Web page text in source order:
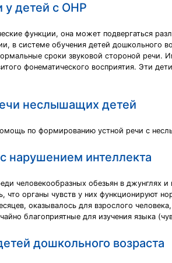
у детей с ОНР
функции, она может подвергаться
в системе обучения детей дошкольного
сроки звуковой стороной речи.
фонематического восприятия. Эти
неслышащих детей
по формированию устной речи с
нарушением интеллекта
человекообразных обезьян в джунглях
органы чувств у них функционируют
оказывалось для взрослого
благоприятные для изучения языка
дошкольного возраста